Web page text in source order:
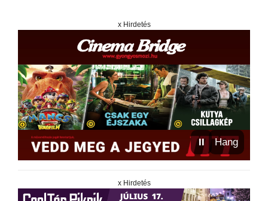
x Hirdetés
⏸ Hang
x Hirdetés